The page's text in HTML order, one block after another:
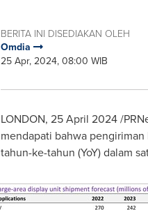
BERITA INI DISEDIAKAN OLEH
Omdia
25 Apr, 2024, 08:00 WIB
LONDON, 25 April 2024/
mendapati bahwa pengiriman
tahun-ke-tahun (YoY) dalam